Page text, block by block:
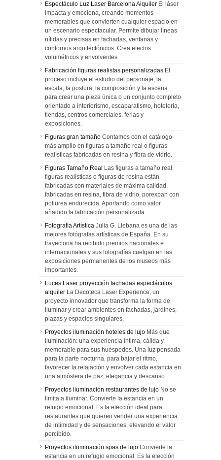
Espectáculo Luz Laser Barcelona Alquiler El láser
impacta y emociona, creando momentos
memorables que convierten cualquier espacio en
un escenario espectacular. Permite dibujar líneas
nítidas y precisas en fachadas, ventanas y
contornos arquitectónicos. Crea efectos
volumétricos y envolventes
Fabricación figuras realistas personalizadas El
proceso incluye el estudio del personaje, la
escala, la postura, la composición y la escena
para crear una pieza única o un conjunto completo
orientado a interiorismo, escaparatismo, hotelería,
tiendas, centros comerciales, ferias y
exposiciones.
Figuras gran tamaño Contamos con el catálogo
más amplio en figuras a tamaño real o figuras
realísticas fabricadas en resina y fibra de vidrio.
Figuras Tamaño Real Las figuras a tamaño real,
figuras realísticas o figuras de resina están
fabricadas con materiales de máxima calidad,
fabricadas en resina, fibra de vidrio, porexpan con
poliurea endurecida. Aportando como valor
añadido la fabricación personalizada.
Fotografía Artística Julia G. Liebana es una de las
mejores fotógrafas artísticas de España. En su
trayectoria ha recibido premios nacionales e
internacionales y sus fotografías cuelgan en las
exposiciones permanentes de los museos más
importantes.
Luces Laser proyección fachadas espectáculos
alquiler La Decoteca Laser Experience, un
proyecto innovador que transforma la forma de
iluminar y crear ambientes en fachadas, jardines,
plazas y espacios singulares.
Proyectos iluminación hoteles de lujo Más que
iluminación: una experiencia íntima, cálida y
memorable para sus huéspedes. Una luz pensada
para la parte nocturna, para bajar el ritmo,
favorecer la relajación y envolver cada estancia en
una atmósfera de paz, elegancia y descanso.
Proyectos iluminación restaurantes de lujo No se
limita a iluminar. Convierte la estancia en un
refugio emocional. Es la elección ideal para
restaurantes que quieren vender una experiencia
de intimidad y de sensaciones, elevando el valor
percibido.
Proyectos iluminación spas de lujo Convierte la
estancia en un refugio emocional. Es la elección